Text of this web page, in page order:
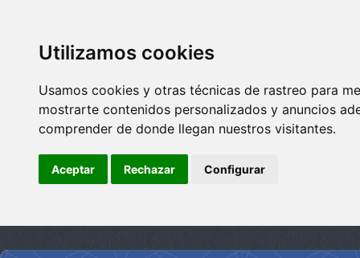
Utilizamos cookies
Usamos cookies y otras técnicas de rastreo para
mostrarte contenidos personalizados y anuncios
comprender de donde llegan nuestros visitantes.
Aceptar Rechazar Configurar